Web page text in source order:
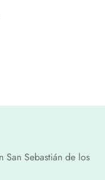
12345
San Sebastián de los